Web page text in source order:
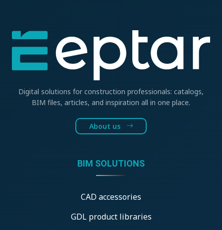
Digital solutions for construction professionals: catalogs,
BIM files, articles, and inspiration all in one place.
About us
BIM SOLUTIONS
CAD accessories
GDL product libraries